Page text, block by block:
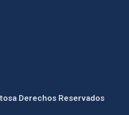
Derechos Reservados